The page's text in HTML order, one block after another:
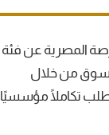
المصرية عن فئة
السوق من خلال
تكاملًا مؤسسيًا